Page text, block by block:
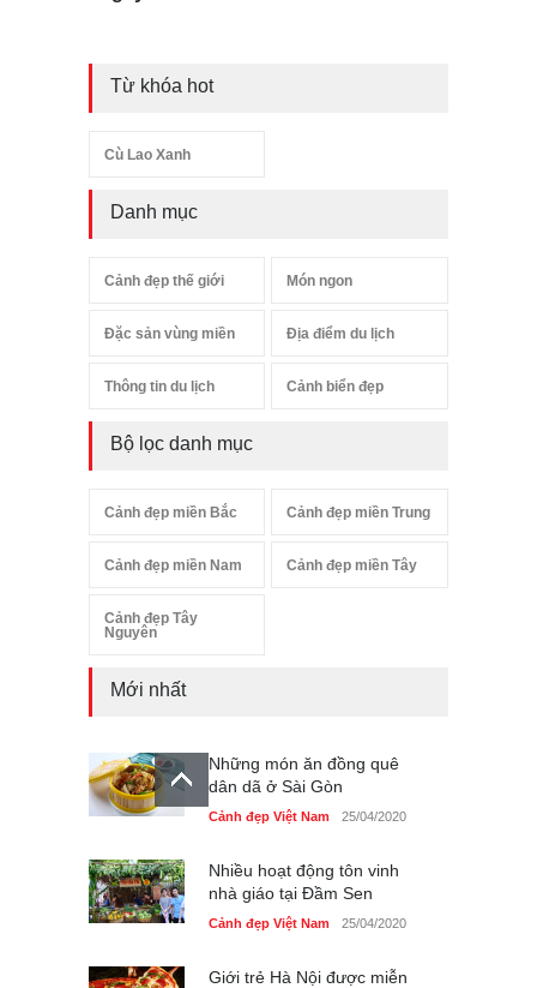
Từ khóa hot
Cù Lao Xanh
Danh mục
Cảnh đẹp thế giới Món ngon
Đặc sản vùng miền Địa điểm du lịch
Thông tin du lịch Cảnh biển đẹp
Bộ lọc danh mục
Cảnh đẹp miền Bắc Cảnh đẹp miền Trung
Cảnh đẹp miền Nam Cảnh đẹp miền Tây
Cảnh đẹp Tây
Nguyên
Mới nhất
Những món ăn đồng quê
dân dã ở Sài Gòn
Cảnh đẹp Việt Nam 25/04/2020
Nhiều hoạt động tôn vinh
nhà giáo tại Đầm Sen
Cảnh đẹp Việt Nam 25/04/2020
Giới trẻ Hà Nội được miễn